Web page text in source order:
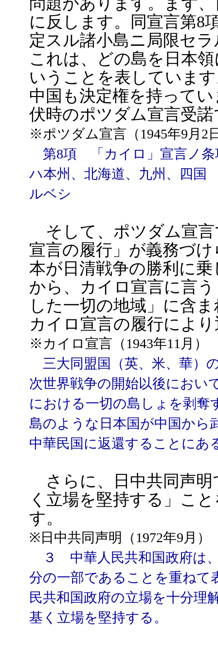
に反します。同宣言第8
定スル諸小島ニ局限セ
これは、どの島を日本
いうことを表していま
中国も決定権を持って
伏時のポツダム宣言受
※ポツダム宣言（1945年9月2
第8項 「カイロ」宣言ノ条
ハ本州、北海道、九州、四
ルベシ
そして、ポツダム宣言
宣言の履行」が義務づ
本が日清戦争の勝利に
から、カイロ宣言に言
した一切の地域」に含
カイロ宣言の履行によ
※カイロ宣言（1943年11月）
三大同盟国（英、米、華）
次世界戦争の開始以後におい
における一切の島しょを剥奪
島のような日本国が中国から
中華民国に返還することにあ
さらに、日中共同声明
く立場を堅持する」こ
す。
※日中共同声明（1972年9月）
３ 中華人民共和国政府は
分の一部であることを重ねて
民共和国政府の立場を十分理
基く立場を堅持する。